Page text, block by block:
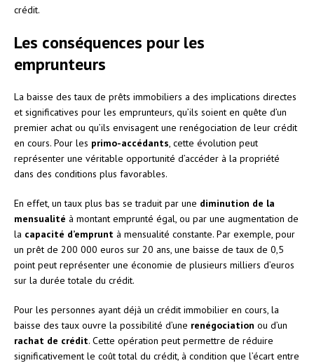
crédit.
Les conséquences pour les
emprunteurs
La baisse des taux de prêts immobiliers a des implications directes
et significatives pour les emprunteurs, qu’ils soient en quête d’un
premier achat ou qu’ils envisagent une renégociation de leur crédit
en cours. Pour les primo-accédants , cette évolution peut
représenter une véritable opportunité d’accéder à la propriété
dans des conditions plus favorables.
En effet, un taux plus bas se traduit par une diminution de la
mensualité à montant emprunté égal, ou par une augmentation de
la capacité d’emprunt à mensualité constante. Par exemple, pour
un prêt de 200 000 euros sur 20 ans, une baisse de taux de 0,5
point peut représenter une économie de plusieurs milliers d’euros
sur la durée totale du crédit.
Pour les personnes ayant déjà un crédit immobilier en cours, la
baisse des taux ouvre la possibilité d’une renégociation ou d’un
rachat de crédit. Cette opération peut permettre de réduire
significativement le coût total du crédit, à condition que l’écart entre